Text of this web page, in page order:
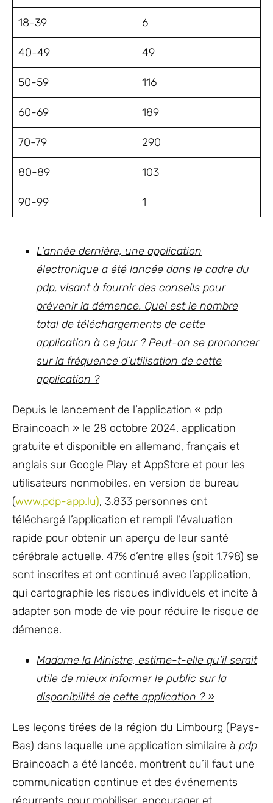
18-39 6
40-49 49
50-59 116
60-69 189
70-79 290
80-89 103
90-99 1
L’année dernière, une application
électronique a été lancée dans le cadre du
pdp, visant à fournir des conseils pour
prévenir la démence. Quel est le nombre
total de téléchargements de cette
application à ce jour ? Peut-on se prononcer
sur la fréquence d’utilisation de cette
application ?
Depuis le lancement de l’application « pdp
Braincoach » le 28 octobre 2024, application
gratuite et disponible en allemand, français et
anglais sur Google Play et AppStore et pour les
utilisateurs nonmobiles, en version de bureau
(www.pdp-app.lu), 3.833 personnes ont
téléchargé l’application et rempli l’évaluation
rapide pour obtenir un aperçu de leur santé
cérébrale actuelle. 47% d’entre elles (soit 1.798) se
sont inscrites et ont continué avec l’application,
qui cartographie les risques individuels et incite à
adapter son mode de vie pour réduire le risque de
démence.
Madame la Ministre, estime-t-elle qu’il serait
utile de mieux informer le public sur la
disponibilité de cette application ? »
Les leçons tirées de la région du Limbourg (Pays-
Bas) dans laquelle une application similaire à pdp
Braincoach a été lancée, montrent qu’il faut une
communication continue et des événements